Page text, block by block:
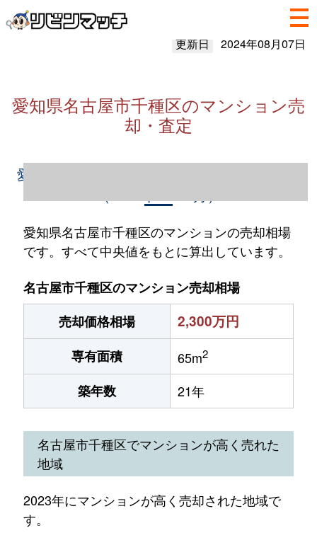
更新日 2024年08月07日
愛知県名古屋市千種区のマンション売
却・査定
愛知県名古屋市千種区のマンション売却情報
愛知県名古屋市千種区のマンションの売却相場
です。すべて中央値をもとに算出しています。
名古屋市千種区のマンション売却相場
売却価格相場
2,300万円
専有面積 65m2
築年数 21年
名古屋市千種区でマンションが高く売れた
地域
2023年にマンションが高く売却された地域で
す。